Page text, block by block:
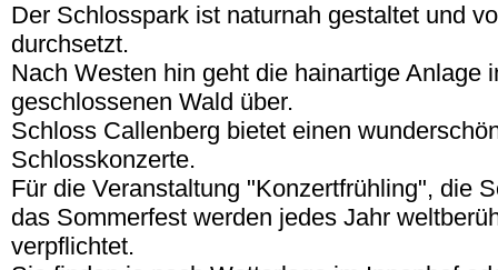
Der Schlosspark ist naturnah gestaltet und
durchsetzt.
Nach Westen hin geht die hainartige Anlage
geschlossenen Wald über.
Schloss Callenberg bietet einen
Schlosskonzerte.
Für die Veranstaltung "Konzertfrühling", die
das Sommerfest werden jedes Jahr
verpflichtet.